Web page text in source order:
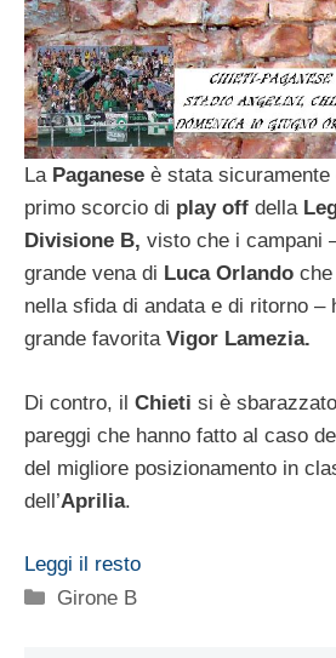
La Paganese è stata sicuramente
primo scorcio di play off della
Divisione B, visto che i campani
grande vena di Luca Orlando
nella sfida di andata e di ritorno –
grande favoritaVigor Lamezia.
Di contro, il Chieti si è
pareggi che hanno fatto al caso
del migliore posizionamento in
dell’Aprilia.
Leggi il resto
Categorie
Girone B